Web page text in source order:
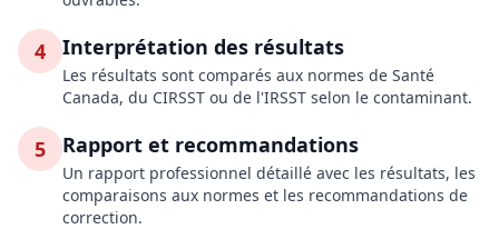
4 Interprétation des résultats
Les résultats sont comparés aux normes de Santé
Canada, du CIRSST ou de l'IRSST selon le contaminant.
5 Rapport et recommandations
Un rapport professionnel détaillé avec les résultats, les
comparaisons aux normes et les recommandations de
correction.